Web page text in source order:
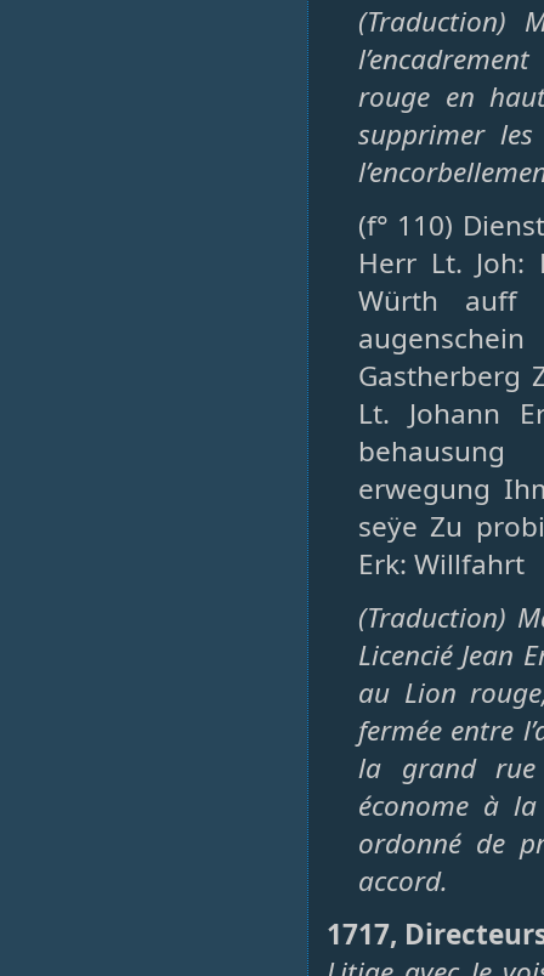
(Traduction)
rouge en
supprimer
(f° 110)
Herr Lt. Joh:
Würth auff
Gastherberg
Lt. Johann
erwegung
seÿe Zu
Erk: Willfahrt
(Traduction)
Licencié Jean
au Lion
fermée entre
la grand rue
économe à
ordonné de
accord.
1717,